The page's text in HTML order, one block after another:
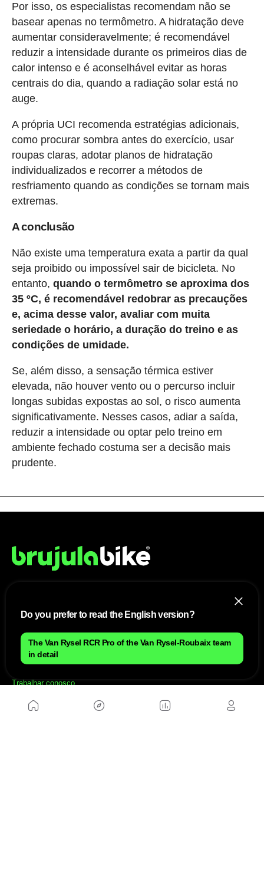
Por isso, os especialistas recomendam não se
basear apenas no termômetro. A hidratação deve
aumentar consideravelmente; é recomendável
reduzir a intensidade durante os primeiros dias de
calor intenso e é aconselhável evitar as horas
centrais do dia, quando a radiação solar está no
auge.
A própria UCI recomenda estratégias adicionais,
como procurar sombra antes do exercício, usar
roupas claras, adotar planos de hidratação
individualizados e recorrer a métodos de
resfriamento quando as condições se tornam mais
extremas.
A conclusão
Não existe uma temperatura exata a partir da qual
seja proibido ou impossível sair de bicicleta. No
entanto, quando o termômetro se aproxima dos
35 ºC, é recomendável redobrar as precauções
e, acima desse valor, avaliar com muita
seriedade o horário, a duração do treino e as
condições de umidade.
Se, além disso, a sensação térmica estiver
elevada, não houver vento ou o percurso incluir
longas subidas expostas ao sol, o risco aumenta
significativamente. Nesses casos, adiar a saída,
reduzir a intensidade ou optar pelo treino em
ambiente fechado costuma ser a decisão mais
prudente.
Aviso Legal Brasileiro
Política de cookies Brasileiro
Anúnciate con nosotros brasileiro
Política de privacidad brasileiro
Trabalhar conosco
SITES AMIGÁVEIS
Do you prefer to read the English version?
The Van Rysel RCR Pro of the Van Rysel-Roubaix team
in detail